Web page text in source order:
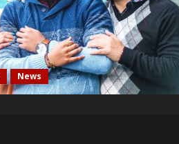
News